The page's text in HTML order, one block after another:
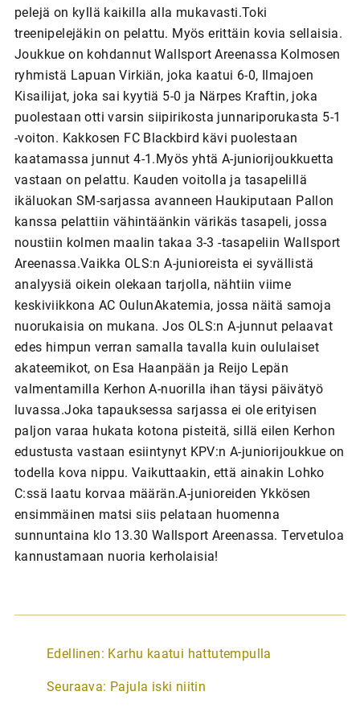
pelejä on kyllä kaikilla alla mukavasti.Toki
treenipelejäkin on pelattu. Myös erittäin kovia sellaisia.
Joukkue on kohdannut Wallsport Areenassa Kolmosen
ryhmistä Lapuan Virkiän, joka kaatui 6-0, Ilmajoen
Kisailijat, joka sai kyytiä 5-0 ja Närpes Kraftin, joka
puolestaan otti varsin siipirikosta junnariporukasta 5-1
-voiton. Kakkosen FC Blackbird kävi puolestaan
kaatamassa junnut 4-1.Myös yhtä A-juniorijoukkuetta
vastaan on pelattu. Kauden voitolla ja tasapelillä
ikäluokan SM-sarjassa avanneen Haukiputaan Pallon
kanssa pelattiin vähintäänkin värikäs tasapeli, jossa
noustiin kolmen maalin takaa 3-3 -tasapeliin Wallsport
Areenassa.Vaikka OLS:n A-junioreista ei syvällistä
analyysiä oikein olekaan tarjolla, nähtiin viime
keskiviikkona AC OulunAkatemia, jossa näitä samoja
nuorukaisia on mukana. Jos OLS:n A-junnut pelaavat
edes himpun verran samalla tavalla kuin oululaiset
akateemikot, on Esa Haanpään ja Reijo Lepän
valmentamilla Kerhon A-nuorilla ihan täysi päivätyö
luvassa.Joka tapauksessa sarjassa ei ole erityisen
paljon varaa hukata kotona pisteitä, sillä eilen Kerhon
edustusta vastaan esiintynyt KPV:n A-juniorijoukkue on
todella kova nippu. Vaikuttaakin, että ainakin Lohko
C:ssä laatu korvaa määrän.A-junioreiden Ykkösen
ensimmäinen matsi siis pelataan huomenna
sunnuntaina klo 13.30 Wallsport Areenassa. Tervetuloa
kannustamaan nuoria kerholaisia!
A
t
Edellinen: Karhu kaatui hattutempulla
Seuraava: Pajula iski niitin